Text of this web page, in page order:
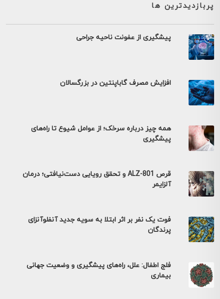
پربازدیدترین ها
پیشگیری از عفونت ناحیه جراحی
افزایش مصرف گاباپنتین در بزرگسالان
همه چیز درباره سرخک؛ از عوامل شیوع تا راه‌های
پیشگیری
قرص ALZ-801 و تحقق رویایی دست‌نیافتی؛ درمان
آلزایمر
فوت یک نفر بر اثر ابتلا به سویه جدید آنفلوآنزای
پرندگان
فلج اطفال: علل، راه‌های پیشگیری و وضعیت جهانی
بیماری